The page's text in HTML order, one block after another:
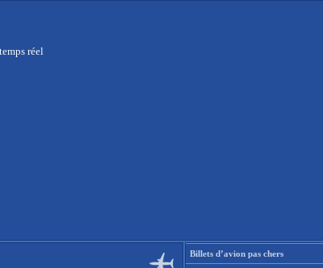
réel
Billets d’avion pas chers